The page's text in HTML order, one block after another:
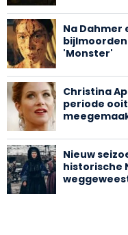
Na Dahmer
'Monster'
Christina
periode
Nieuw
historische